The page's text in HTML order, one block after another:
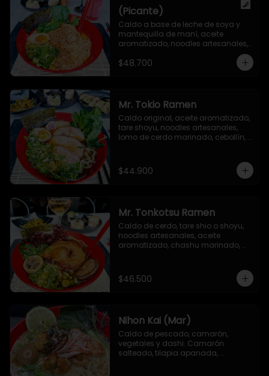
(Picante)
Caldo a base de leche de soya y
mantequilla de maní, aceite
aromatizado, noodles artesanales,
carne de cerdo molida marinada
en salsa secreta, cebollín, bok choy,
huevo nitamago, aceite de ajonjolí
$48.700
Mr. Tokio Ramen
Caldo original, aceite aromatizado,
tare shoyu, noodles artesanales,
lomo de cerdo marinado, cebollín,
alga nori
$44.900
Mr. Tonkotsu Ramen
Caldo de cerdo, tare shio o shoyu,
noodles artesanales, aceite
aromatizado, chashu marinado,
nori.
$46.500
Nihon Kai (Mar)
Caldo de pescado, camarón,
vegetales y dashi. Camarón
salteado, tilapia apanada,